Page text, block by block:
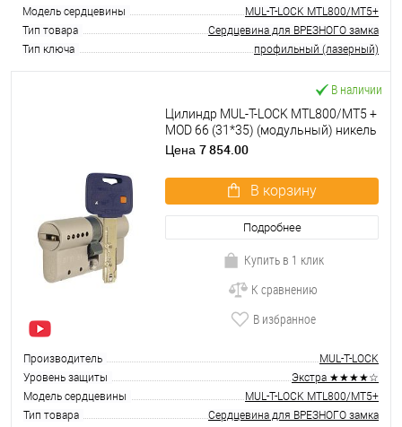
Модель сердцевины
MUL-T-LOCK MTL800/MT5+
Тип товара
Сердцевина для ВРЕЗНОГО замка
Тип ключа
профильный (лазерный)
В наличии
Цилиндр MUL-T-LOCK MTL800/MT5 +
MOD 66 (31*35) (модульный) никель
сатин
Цена 7 854.00
В корзину
Подробнее
Купить в 1 клик
К сравнению
В избранное
Производитель
MUL-T-LOCK
Уровень защиты
Экстра ★★★★☆
Модель сердцевины
MUL-T-LOCK MTL800/MT5+
Тип товара
Сердцевина для ВРЕЗНОГО замка